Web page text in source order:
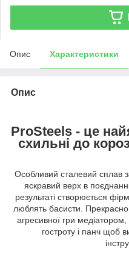
Опис Характеристики
Опис
ProSteels - це
схильні до
Особливий сталевий сплав
яскравий верх в
результаті створюється
люблять басисти. Прекрасно
агресивної гри
гостроту і панч щоб